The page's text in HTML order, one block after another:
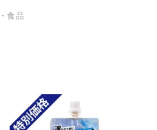
ログイン
よくあるご質問
食品